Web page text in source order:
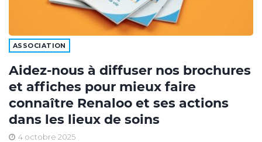
ASSOCIATION
Aidez-nous à diffuser nos brochures
et affiches pour mieux faire
connaître Renaloo et ses actions
dans les lieux de soins
4 octobre 2025